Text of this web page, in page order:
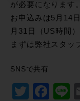
が必要になります。
お申込みは5月14
月31日（US時間
まずは弊社スタッ
SNSで共有